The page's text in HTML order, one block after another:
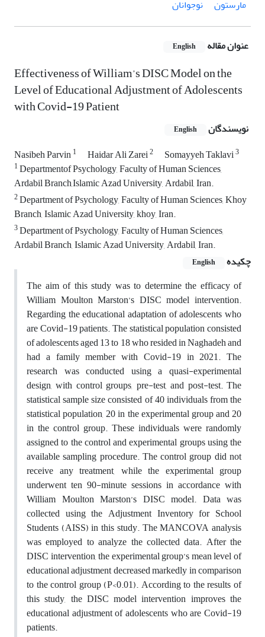
مارستون
نوجوانان
عنوان مقاله English
Effectiveness of William’s DISC Model on the
Level of Educational Adjustment of Adolescents
with Covid-19 Patient
نویسندگان English
Nasibeh Parvin1 Haidar Ali Zarei2 Somayyeh Taklavi3
1Departmentof Psychology, Faculty of Human Sciences,
Ardabil Branch,Islamic Azad University, Ardabil, Iran.
2Department of Psychology, Faculty of Human Sciences, Khoy
Branch, Islamic Azad University, khoy, Iran.
3Department of Psychology, Faculty of Human Sciences,
Ardabil Branch, Islamic Azad University, Ardabil, Iran.
چکیده
English
The aim of this study was to determine the efficacy of
William Moulton Marston’s DISC model intervention.
Regarding the educational adaptation of adolescents who
are Covid-19 patients. The statistical population consisted
of adolescents aged 13 to 18 who resided in Naghadeh and
had a family member with Covid-19 in 2021. The
research was conducted using a quasi-experimental
design, with control groups, pre-test, and post-test. The
statistical sample size consisted of 40 individuals from the
statistical population, 20 in the experimental group and 20
in the control group. These individuals were randomly
assigned to the control and experimental groups using the
available sampling procedure. The control group did not
receive any treatment, while the experimental group
underwent ten 90-minute sessions in accordance with
William Moulton Marston’s DISC model. Data was
collected using the Adjustment Inventory for School
Students (AISS) in this study. The MANCOVA analysis
was employed to analyze the collected data. After the
DISC intervention, the experimental group’s mean level of
educational adjustment decreased markedly in comparison
to the control group (P<0.01). According to the results of
this study, the DISC model intervention improves the
educational adjustment of adolescents who are Covid-19
patients.